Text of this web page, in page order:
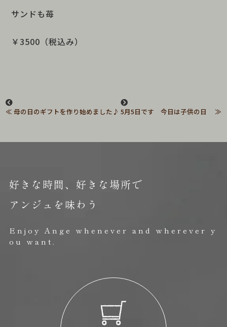
サンドも苺
￥3500（税込み）
母の日のギフトを作り始めました♪ 5月5日です 今日は子供の日
好きな時間、好きな場所で
アンジュを味わう
Enjoy Ange whenever and wherever y
ou want.